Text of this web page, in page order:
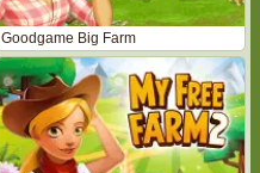
Goodgame Big Farm